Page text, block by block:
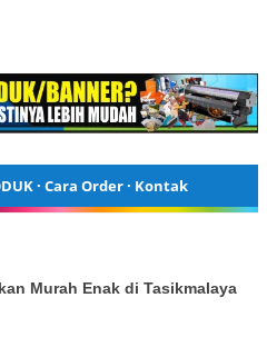
· Cara Order· Kontak
Murah Enak di Tasikmalaya